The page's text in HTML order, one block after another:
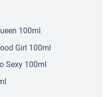
100ml
Girl 100ml
Sexy 100ml